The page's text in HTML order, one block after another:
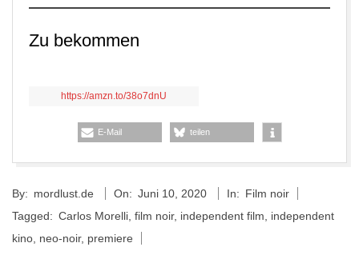
Zu bekommen
https://amzn.to/38o7dnU
E-Mail teilen
06-
10
By: mordlust.de On: Juni 10, 2020 In: Film noir
Tagged: Carlos Morelli film noir, independent film
independent
kino neo-noir, premiere